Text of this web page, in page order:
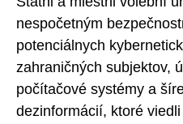
nespočetným
potenciálnych
zahraničných subjektov,
počítačové systémy a
dezinformácií, ktoré